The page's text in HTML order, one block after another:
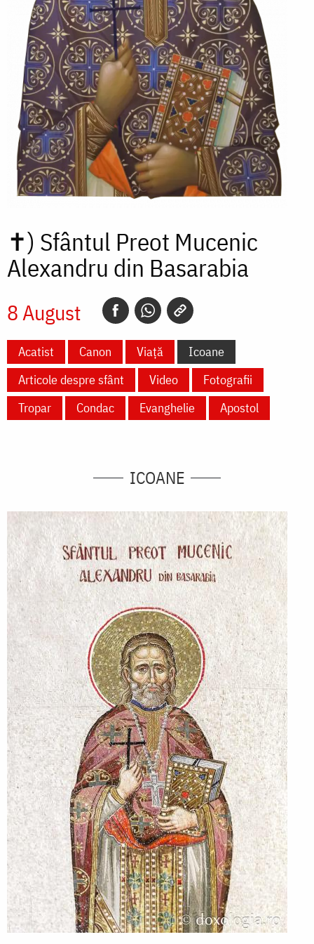
✝) Sfântul Preot Mucenic
Alexandru din Basarabia
8 August
Acatist Canon Viață
Icoane
Articole despre sfânt
Video
Fotografii
Tropar
Condac Evanghelie Apostol
ICOANE